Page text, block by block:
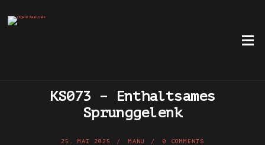
KS073 – Enthaltsames
Sprunggelenk
25. MAI 2025 MANU 0 COMMENTS